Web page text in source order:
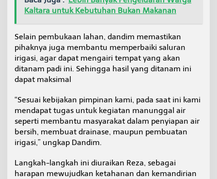
u
a
n
r
t
n
Kaltara untuk Kebutuhan Bukan Makanan
Selain pembukaan lahan, dandim memastikan
pihaknya juga membantu memperbaiki saluran
irigasi, agar dapat mengairi tempat yang akan
ditanam padi ini. Sehingga hasil yang ditanam ini
dapat maksimal
“Sesuai kebijakan pimpinan kami, pada saat ini kami
mendapat tugas untuk kegiatan manunggal air
seperti membantu masyarakat dalam penyiapan air
bersih, membuat drainase, maupun pembuatan
irigasi,” ungkap Dandim.
Langkah-langkah ini diuraikan Reza, sebagai
harapan mewujudkan ketahanan dan kemandirian